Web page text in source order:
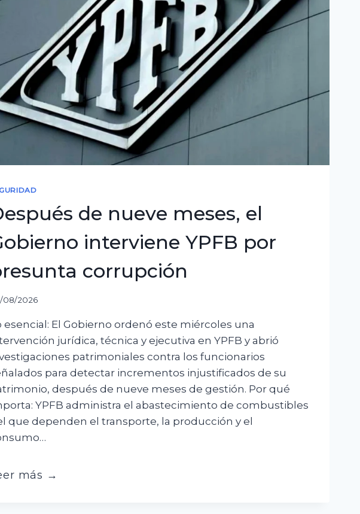
de nueve meses, el
interviene YPFB por
corrupción
08/2026
esencial: El Gobierno ordenó este miércoles una
jurídica, técnica y ejecutiva en YPFB y abrió
patrimoniales contra los funcionarios
para detectar incrementos injustificados de su
después de nueve meses de gestión. Por qué
YPFB administra el abastecimiento de combustibles
que dependen el transporte, la producción y el
más →